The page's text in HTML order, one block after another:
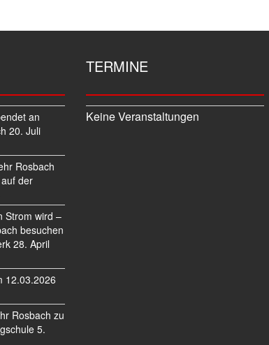
an
20. Juli
Rosbach
der
Strom wird –
besuchen
28. April
12.03.2026
Rosbach zu
5.
TERMINE
Keine Veranstaltungen